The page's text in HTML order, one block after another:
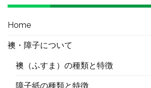
Home
襖・障子について
襖（ふすま）の種類と特徴
障子紙の種類と特徴